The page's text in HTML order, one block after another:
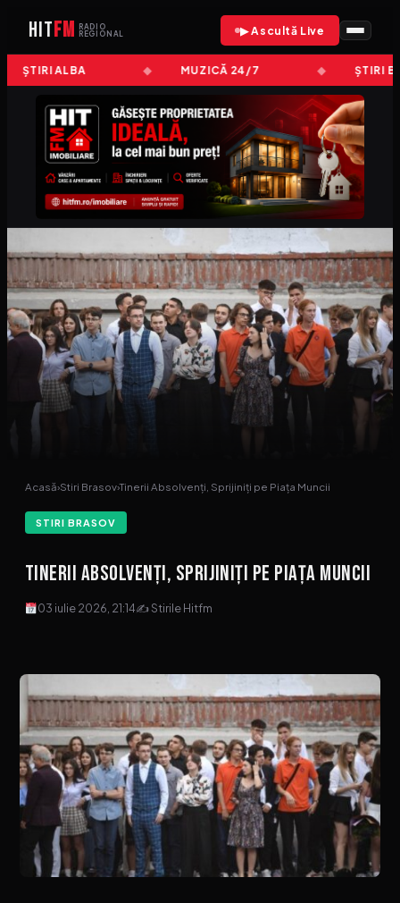
HITFM
RADIO
REGIONAL
▶ Ascultă Live
ȘTIRI ALBA MUZICĂ 24/7 ȘTIRI
Acasă›Stiri Brasov›Tinerii Absolvenți, Sprijiniți pe Piața Muncii
STIRI BRASOV
Tinerii Absolvenți, Sprijiniți pe Piața Muncii
03 iulie 2026, 21:14✍ Stirile Hitfm